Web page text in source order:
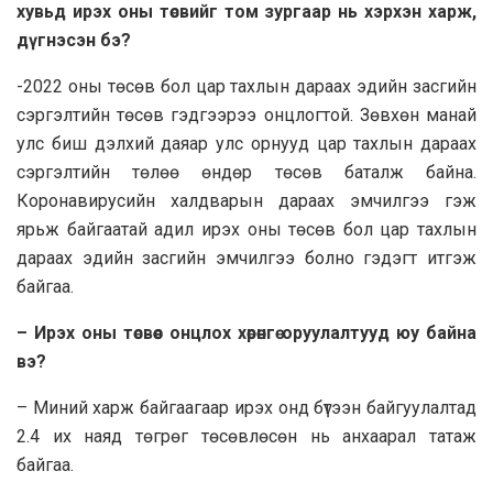
хувьд ирэх оны төсвийг том зургаар нь хэрхэн харж,
дүгнэсэн бэ?
-2022 оны төсөв бол цар тахлын дараах эдийн засгийн
сэргэлтийн төсөв гэдгээрээ онцлогтой. Зөвхөн манай
улс биш дэлхий даяар улс орнууд цар тахлын дараах
сэргэлтийн төлөө өндөр төсөв баталж байна.
Коронавирусийн халдварын дараах эмчилгээ гэж
ярьж байгаатай адил ирэх оны төсөв бол цар тахлын
дараах эдийн засгийн эмчилгээ болно гэдэгт итгэж
байгаа.
– Ирэх оны төсвөөс онцлох хөрөнгө оруулалтууд юу байна
вэ?
– Миний харж байгаагаар ирэх онд бүтээн байгуулалтад
2.4 их наяд төгрөг төсөвлөсөн нь анхаарал татаж
байгаа.